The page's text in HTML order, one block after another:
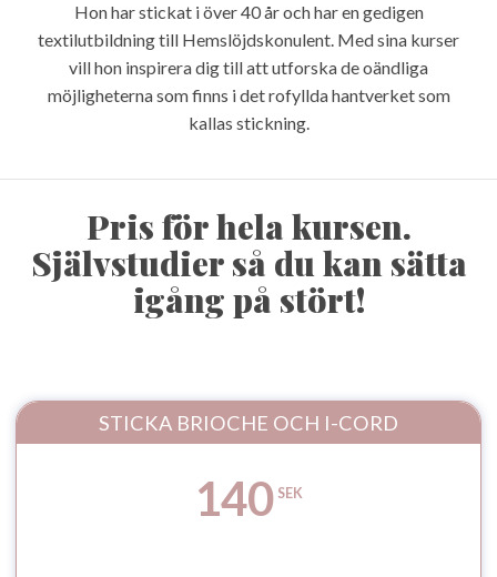
Hon har stickat i över 40 år och har en gedigen
textilutbildning till Hemslöjdskonulent. Med sina kurser
vill hon inspirera dig till att utforska de oändliga
möjligheterna som finns i det rofyllda hantverket som
kallas stickning.
Pris för hela kursen.
Självstudier så du kan sätta
igång på stört!
STICKA BRIOCHE OCH I-CORD
140 SEK